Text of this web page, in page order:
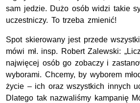
sam jedzie. Dużo osób widzi takie
uczestniczy. To trzeba zmienić!
Spot skierowany jest przede
mówi mł. insp. Robert Zalewski:
najwięcej osób go zobaczy i
wyborami. Chcemy, by wyborem
życie – ich oraz wszystkich innych
Dlatego tak nazwaliśmy kampanię